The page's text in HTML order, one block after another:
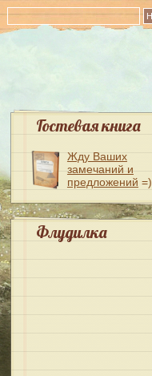
Гостевая книга
Жду Ваших
замечаний и
предложений =)
Флудилка